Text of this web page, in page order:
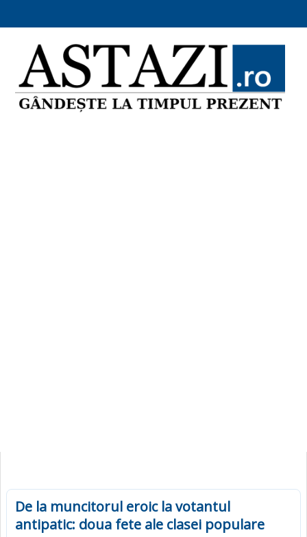
De la muncitorul eroic la votantul
antipatic: doua fete ale clasei populare